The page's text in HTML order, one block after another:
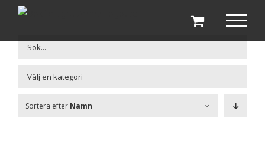
Fortsätt
Sortera efter Namn